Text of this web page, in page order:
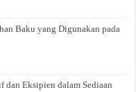
Baku yang Digunakan pada
dan Eksipien dalam Sediaan